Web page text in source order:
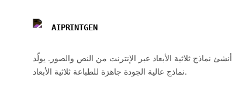
AIPRINTGEN
أنشئ نماذج ثلاثية الأبعاد عبر الإنترنت من النص والصور. يولّد AIPRINTGEN
نماذج عالية الجودة جاهزة للطباعة ثلاثية الأبعاد.